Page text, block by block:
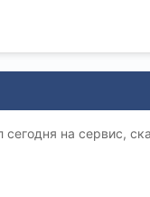
на сервис,